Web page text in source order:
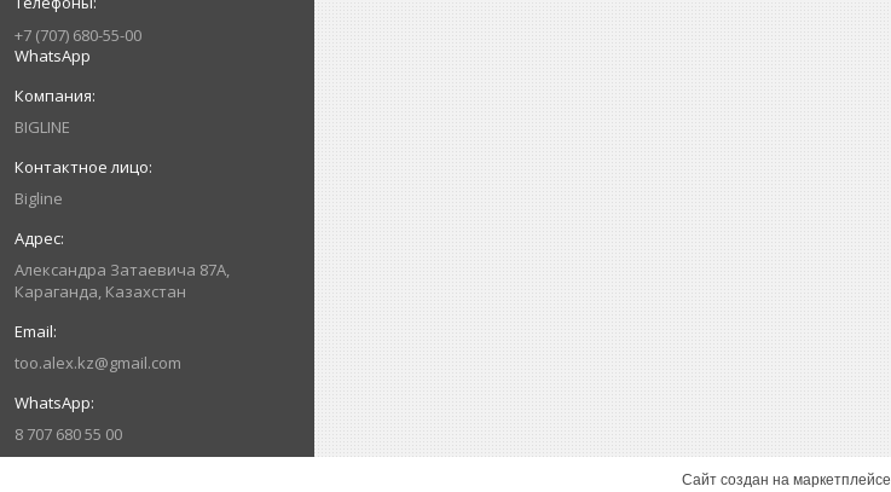
+7 (707) 680-55-00
WhatsApp
BIGLINE
Bigline
Александра Затаевича 87А,
Караганда, Казахстан
too.alex.kz@gmail.com
8 707 680 55 00
Сайт создан на маркетплейсе